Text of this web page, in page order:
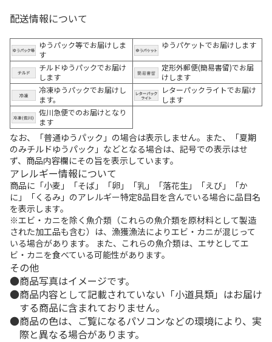
配送情報について
ゆうパック等でお届けしま
す
ゆうパケットでお届けします
チルドゆうパックでお届け
します
定形外郵便(簡易書留)でお届
けします
冷凍ゆうパックでお届けし
ます。
レターパックライトでお届け
します
佐川急便でのお届けとなり
ます
なお、「普通ゆうパック」の場合は表示しません。また、「夏期
のみチルドゆうパック」などとなる場合は、記号での表示はせ
ず、商品内容欄にその旨を表示しています。
アレルギー情報について
商品に「小麦」「そば」「卵」「乳」「落花生」「えび」「か
に」「くるみ」のアレルギー特定8品目を含んでいる場合に品目名
を表示します。
※エビ・カニを除く魚介類（これらの魚介類を原材料として製造
された加工品も含む）は、漁獲漁法によりエビ・カニが混じって
いる場合があります。 また、これらの魚介類は、エサとしてエ
ビ・カニを食べている可能性があります。
その他
商品写真はイメージです。
商品内容として記載されていない「小道具類」はお届け
する商品に含まれておりません。
商品の色は、ご覧になるパソコンなどの環境により、実
際と異なる場合があります。